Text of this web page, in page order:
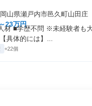
山県瀬戸内市邑久町山田庄
23万円
材 ■学歴不問 ※未経験者も
具体的には】...
+22個